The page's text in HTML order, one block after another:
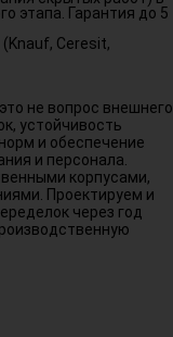
этапа. Гарантия до 5
Ceresit,
не вопрос внешнего
устойчивость
и обеспечение
и персонала.
корпусами,
Проектируем и
через год